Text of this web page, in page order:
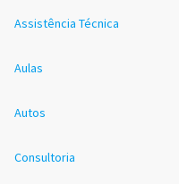
Assistência Técnica
Aulas
Autos
Consultoria